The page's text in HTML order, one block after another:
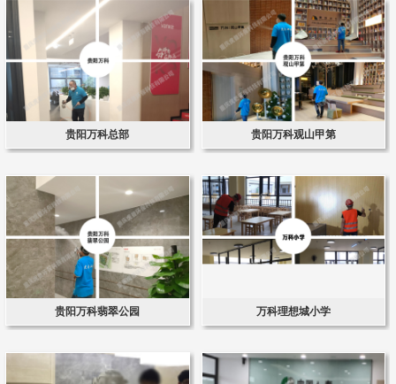
贵阳万科总部 贵阳万科观山甲第
贵阳万科翡翠公园 万科理想城小学